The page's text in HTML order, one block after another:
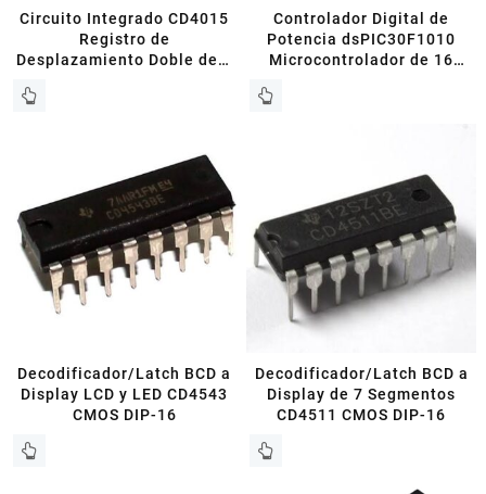
Circuito Integrado CD4015
Registro de
Desplazamiento Doble de 4
Controlador Digital de
Potencia dsPIC30F1010
Microcontrolador de 16
Decodificador/Latch BCD a
Display LCD y LED CD4543
CMOS DIP-16
Decodificador/Latch BCD a
Display de 7 Segmentos
CD4511 CMOS DIP-16